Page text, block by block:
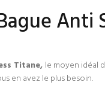
Anti
Titane, le moyen idéal
en avez le plus besoin.